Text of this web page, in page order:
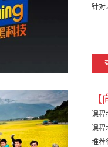
针对
课程
课程
推荐